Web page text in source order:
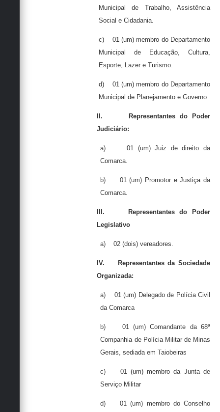
Municipal de Trabalho, Assistência
Social e Cidadania.
c)
01 (um) membro do Departamento
Municipal de Educação, Cultura,
Esporte, Lazer e Turismo.
d)
01 (um) membro do Departamento
Municipal de Planejamento e Governo
II.
Representantes do Poder
Judiciário:
a)
01 (um) Juiz de direito da
Comarca.
b)
01 (um) Promotor e Justiça da
Comarca.
III.
Representantes do Poder
Legislativo
a) 02 (dois) vereadores.
IV.
Representantes da Sociedade
Organizada:
a)
01 (um) Delegado de Polícia Civil
da Comarca
b)
01 (um) Comandante da 68ª
Companhia de Polícia Militar de Minas
Gerais, sediada em Taiobeiras
c)
01 (um) membro da Junta de
Serviço Militar
d)
01 (um) membro do Conselho